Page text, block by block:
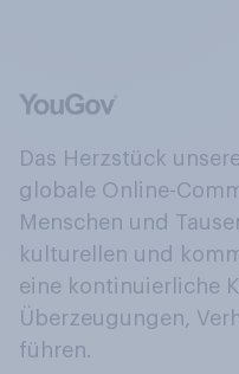
Das Herzstück
globale Online-
Menschen und
kulturellen und
eine kontinuierliche
Überzeugungen,
führen.